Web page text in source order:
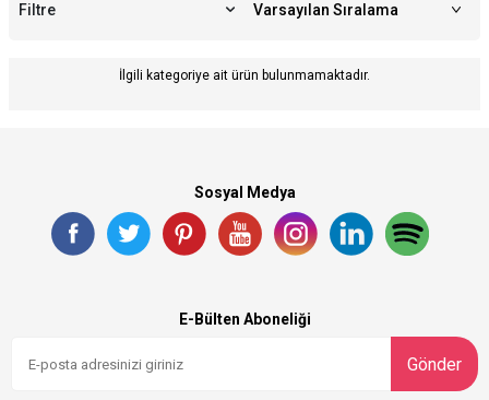
Filtre
İlgili kategoriye ait ürün bulunmamaktadır.
Sosyal Medya
E-Bülten Aboneliği
Gönder